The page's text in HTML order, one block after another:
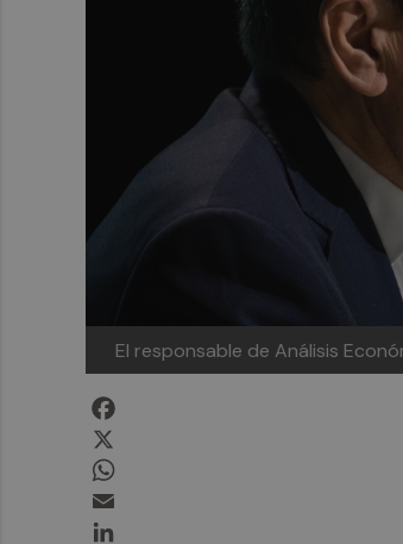
El responsable de Análisis